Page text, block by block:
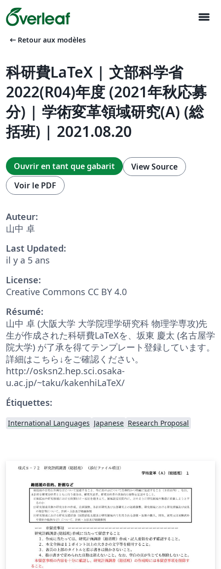
menu
arrow_left_alt Retour aux modèles
科研費LaTeX | 文部科学省
2022(R04)年度 (2021年秋応募
分) | 学術変革領域研究(A) (総
括班) | 2021.08.20
Ouvrir en tant que gabarit
View Source
Voir le PDF
Auteur:
山中 卓
Last Updated:
il y a 5 ans
License:
Creative Commons CC BY 4.0
Résumé:
山中 卓 (大阪大学 大学院理学研究科 物理学専攻)先
生が作成された科研費LaTeXを、坂東 慶太 (名古屋学
院大学) が了承を得てテンプレート登録しています。
詳細はこちら↓をご確認ください。
http://osksn2.hep.sci.osaka-
u.ac.jp/~taku/kakenhiLaTeX/
Étiquettes:
International Languages Japanese Research Proposal